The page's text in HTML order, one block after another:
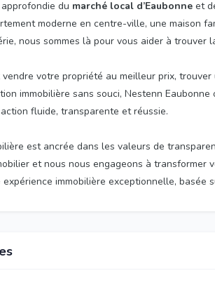
du marché local d’Eaubonne et
moderne en centre-ville, une maison
nous sommes là pour vous aider à trouver
vendre votre propriété au meilleur prix,
immobilière sans souci, Nestenn
fluide, transparente et réussie.
est ancrée dans les valeurs de
et nous nous engageons à transformer
immobilière exceptionnelle, basée